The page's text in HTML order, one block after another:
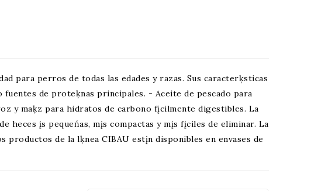
para perros de todas las edades y razas. Sus caracterķsticas
de proteķnas principales. - Aceite de pescado para
y maķz para hidratos de carbono fįcilmente digestibles. La
įs pequeńas, mįs compactas y mįs fįciles de eliminar. La
productos de la lķnea CIBAU estįn disponibles en envases de